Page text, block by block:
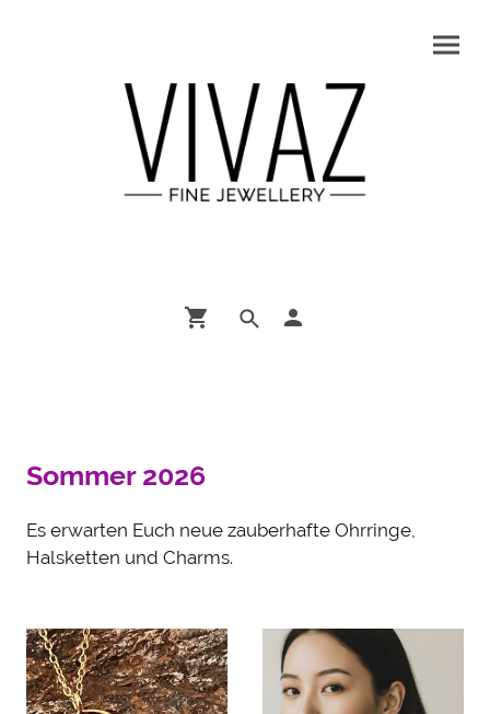
Sommer 2026
Es erwarten Euch neue zauberhafte Ohrringe,
Halsketten und Charms.